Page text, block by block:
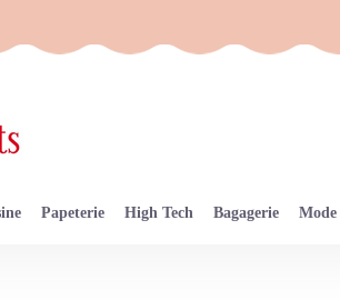
Papeterie High Tech Bagagerie Mode